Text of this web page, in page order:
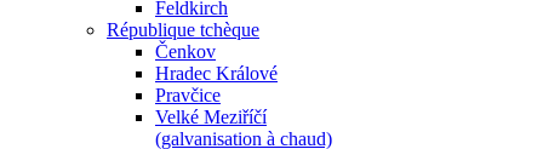
Feldkirch
République tchèque
Čenkov
Hradec Králové
Pravčice
Velké Meziříčí
(galvanisation à chaud)